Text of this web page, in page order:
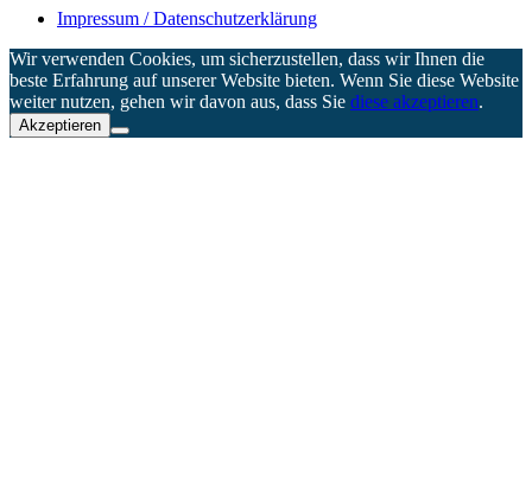
Impressum / Datenschutzerklärung
Wir verwenden Cookies, um sicherzustellen, dass wir Ihnen die
beste Erfahrung auf unserer Website bieten. Wenn Sie diese Website
weiter nutzen, gehen wir davon aus, dass Sie diese akzeptieren.
Akzeptieren